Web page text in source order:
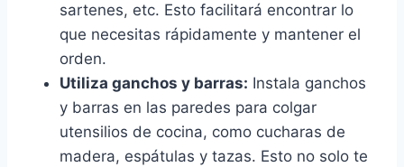
sartenes, etc. Esto facilitará encontrar lo
que necesitas rápidamente y mantener el
orden.
Utiliza ganchos y barras: Instala ganchos
y barras en las paredes para colgar
utensilios de cocina, como cucharas de
madera, espátulas y tazas. Esto no solo te